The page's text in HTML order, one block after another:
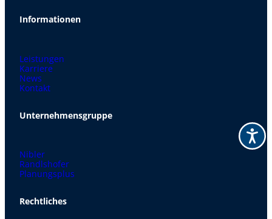
Informationen
Leistungen
Karriere
News
Kontakt
Unternehmensgruppe
Nibler
Randlshofer
Planungsplus
Rechtliches